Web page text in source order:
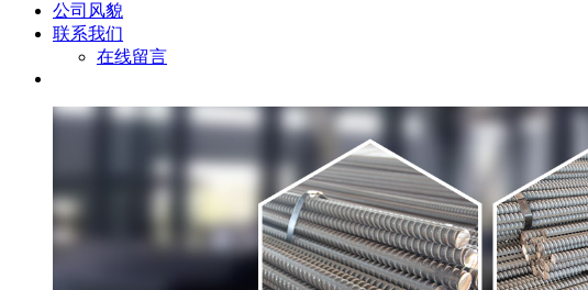
公司风貌
联系我们
在线留言